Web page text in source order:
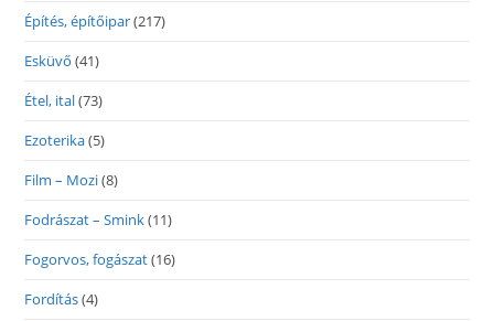
Építés, építőipar(217)
Esküvő (41)
Étel, ital(73)
Ezoterika(5)
Film – Mozi(8)
Fodrászat – Smink(11)
Fogorvos, fogászat(16)
Fordítás(4)